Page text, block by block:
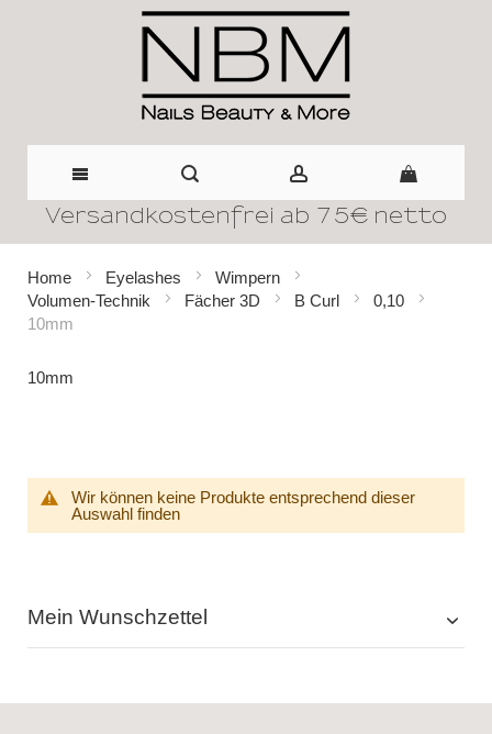
Direkt
Inhalt
Versandkostenfrei ab 75€ netto
Home Eyelashes
Wimpern
Volumen-Technik
Fächer 3D B Curl
0,10
10mm
10mm
Wir können keine Produkte entsprechend dieser
Auswahl finden
Mein Wunschzettel